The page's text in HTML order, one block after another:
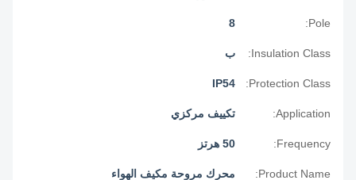
Insulation Class: ب
Protection Class:
IP54
Application: تكييف مركزي
Frequency:
Product Name: محرك مروحة مكيف الهواء